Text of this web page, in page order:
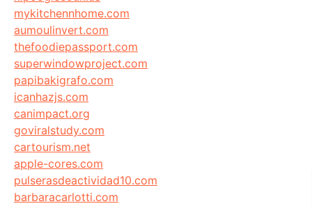
mykitchennhome.com
aumoulinvert.com
thefoodiepassport.com
superwindowproject.com
papibakigrafo.com
icanhazjs.com
canimpact.org
goviralstudy.com
cartourism.net
apple-cores.com
pulserasdeactividad10.com
barbaracarlotti.com